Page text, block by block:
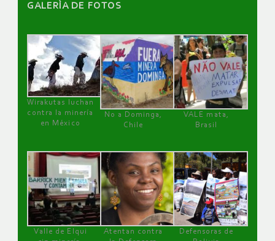
GALERÌA DE FOTOS
Wirakutas luchan
contra la minería
en México
No a Dominga,
Chile
VALE mata,
Brasil
Valle de Elqui
Atentan contra
Defensoras de